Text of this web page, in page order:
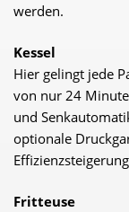
werden.
Kessel
Hier gelingt jede
von nur 24
und
optionale
Fritteuse